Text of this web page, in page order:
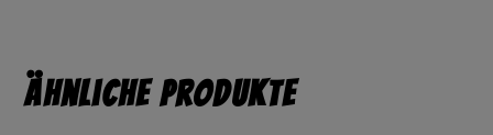
Ähnliche Produkte